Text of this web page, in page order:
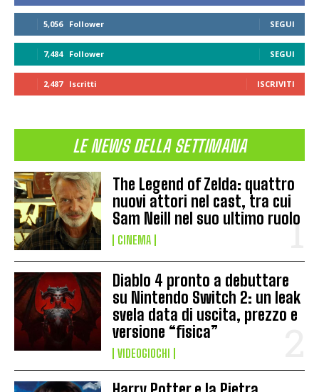
5,056 Follower SEGUI
7,484 Follower SEGUI
2,487 Iscritti ISCRIVITI
LE NEWS DELLA SETTIMANA
The Legend of Zelda: quattro
nuovi attori nel cast, tra cui
Sam Neill nel suo ultimo ruolo
CINEMA
Diablo 4 pronto a debuttare
su Nintendo Switch 2: un leak
svela data di uscita, prezzo e
versione “fisica”
VIDEOGIOCHI